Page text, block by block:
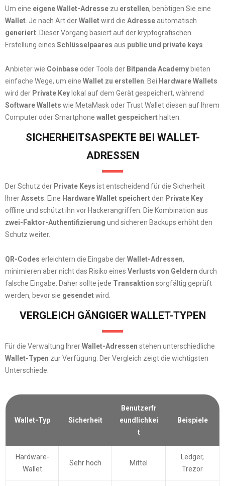
Um eine eigene Wallet-Adresse zu erstellen, benötigen Sie eine
Wallet . Je nach Art derWalletwird die Adresse automatisch
generiert . Dieser Vorgang basiert auf der kryptografischen
Erstellung eines Schlüsselpaares aus public und private keys
Anbieter wie Coinbase oder Tools der Bitpanda Academy bieten
einfache Wege, um eine Wallet zu erstellen . Bei Hardware Wallets
wird der Private Key lokal auf dem Gerät gespeichert, während
Software Wallets wie MetaMask oder Trust Wallet diesen auf Ihrem
Computer oder Smartphone wallet gespeichert halten.
SICHERHEITSASPEKTE BEI WALLET-
ADRESSEN
Der Schutz der Private Keys ist entscheidend für die Sicherheit
IhrerAssets . Eine Hardware Wallet speichert den Private Key
offline und schützt ihn vor Hackerangriffen. Die Kombination aus
zwei-Faktor-Authentifizierung und sicheren Backups erhöht den
Schutz weiter.
QR-Codes erleichtern die Eingabe derWallet-Adressen,
minimieren aber nicht das Risiko eines Verlusts von Geldern durch
falsche Eingabe. Daher sollte jede Transaktion sorgfältig geprüft
werden, bevor sie gesendetwird.
VERGLEICH GÄNGIGER WALLET-TYPEN
Für die Verwaltung IhrerWallet-Adressen stehen unterschiedliche
Wallet-Typen zur Verfügung. Der Vergleich zeigt die wichtigsten
Unterschiede:
Wallet-Typ Sicherheit
Benutzerfr
eundlichkei
t
Beispiele
Hardware-
Wallet
Sehr hoch Mittel
Ledger,
Trezor